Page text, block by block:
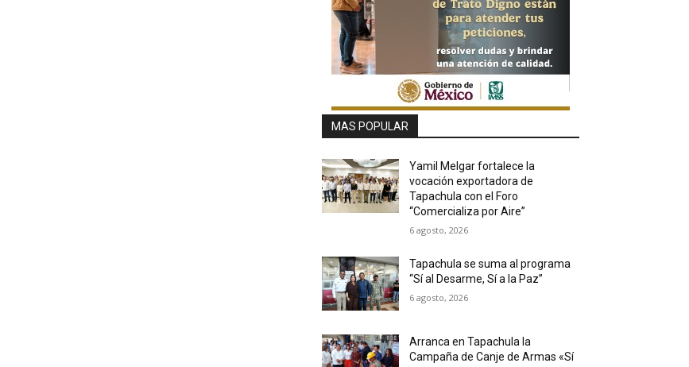
MAS POPULAR
Yamil Melgar fortalece la
vocación exportadora de
Tapachula con el Foro
“Comercializa por Aire”
6 agosto, 2026
Tapachula se suma al programa
“Sí al Desarme, Sí a la Paz”
6 agosto, 2026
Arranca en Tapachula la
Campaña de Canje de Armas «Sí